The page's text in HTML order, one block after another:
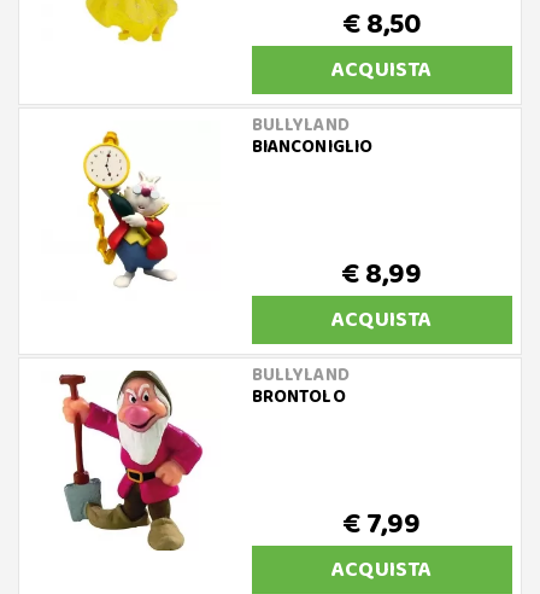
€ 8,50
ACQUISTA
BULLYLAND
BIANCONIGLIO
€ 8,99
ACQUISTA
BULLYLAND
BRONTOLO
€ 7,99
ACQUISTA